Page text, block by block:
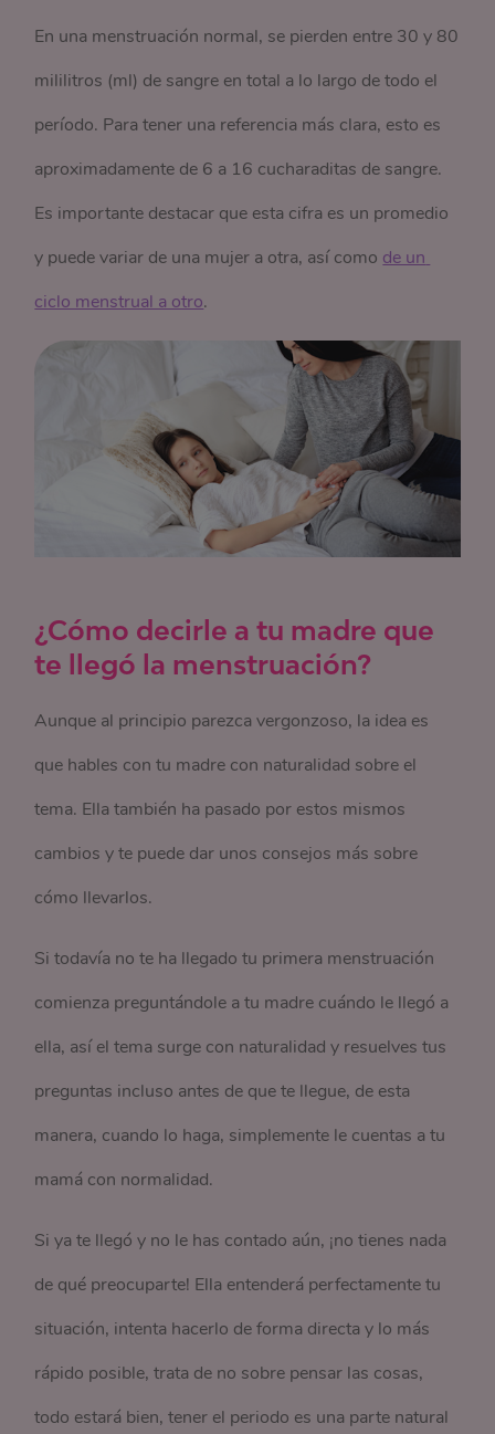
En una menstruación normal, se pierden entre 30 y 80
mililitros (ml) de sangre en total a lo largo de todo el
período. Para tener una referencia más clara, esto es
aproximadamente de 6 a 16 cucharaditas de sangre.
Es importante destacar que esta cifra es un promedio
y puede variar de una mujer a otra, así como de un
ciclo menstrual a otro.
¿Cómo decirle a tu madre que
te llegó la menstruación?
Aunque al principio parezca vergonzoso, la idea es
que hables con tu madre con naturalidad sobre el
tema. Ella también ha pasado por estos mismos
cambios y te puede dar unos consejos más sobre
cómo llevarlos.
Si todavía no te ha llegado tu primera menstruación
comienza preguntándole a tu madre cuándo le llegó a
ella, así el tema surge con naturalidad y resuelves tus
preguntas incluso antes de que te llegue, de esta
manera, cuando lo haga, simplemente le cuentas a tu
mamá con normalidad.
Si ya te llegó y no le has contado aún, ¡no tienes nada
de qué preocuparte! Ella entenderá perfectamente tu
situación, intenta hacerlo de forma directa y lo más
rápido posible, trata de no sobre pensar las cosas,
todo estará bien, tener el periodo es una parte natural